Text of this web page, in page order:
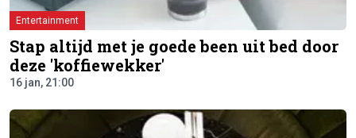
Entertainment
Stap altijd met je goede been uit bed door
deze 'koffiewekker'
16 jan, 21:00